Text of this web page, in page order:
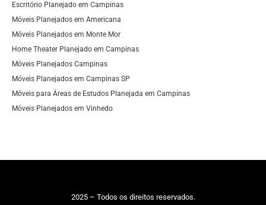
Escritório Planejado em Campinas
Móveis Planejados em Americana
Móveis Planejados em Monte Mor
Home Theater Planejado em Campinas
Móveis Planejados Campinas
Móveis Planejados em Campinas SP
Móveis para Áreas de Estudos Planejada em Campinas
Móveis Planejados em Vinhedo
2025 – Todos os direitos reservados.